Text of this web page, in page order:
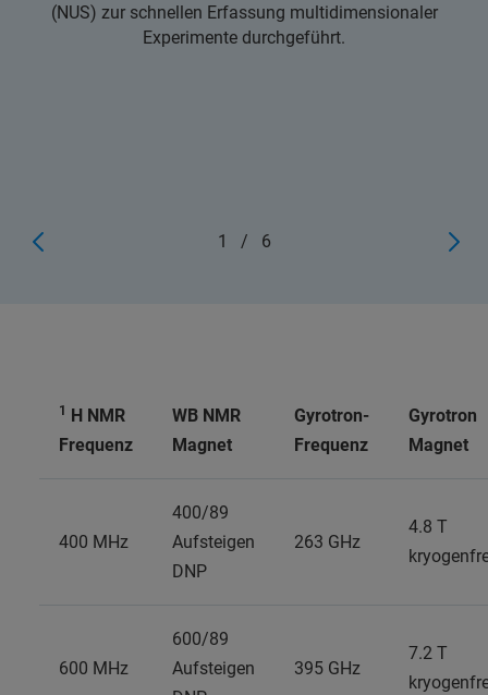
(NUS) zur schnellen Erfassung multidimensionaler
Experimente durchgeführt.
1 / 6
1 H NMR
Frequenz
WB NMR
Magnet
Gyrotron-
Frequenz
Gyrotron
Magnet
400 MHz
400/89
Aufsteigen
DNP
263 GHz
4.8 T
600 MHz
600/89
Aufsteigen
395 GHz
7.2 T